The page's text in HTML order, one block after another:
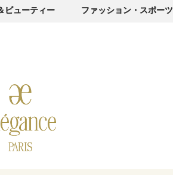
ビューティー ファッション・スポーツ